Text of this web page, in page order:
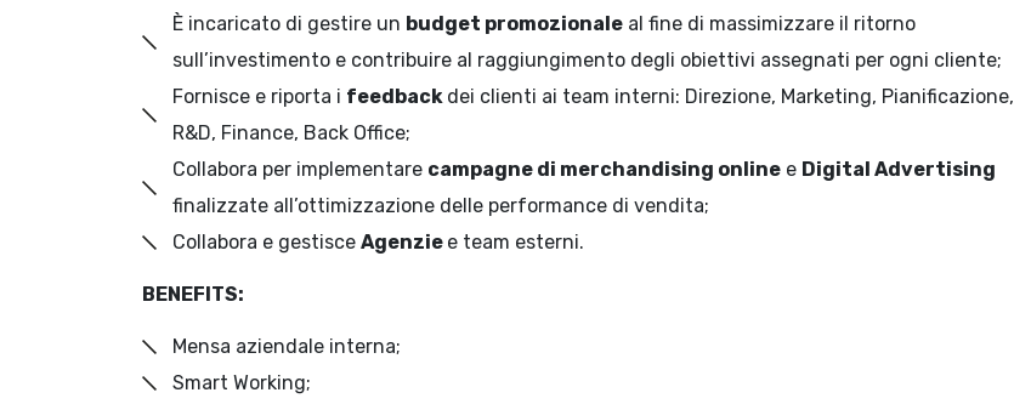
È incaricato di gestire un budget promozionale al fine di massimizzare il ritorno
sull’investimento e contribuire al raggiungimento degli obiettivi assegnati per ogni cliente;
Fornisce e riporta i feedback dei clienti ai team interni: Direzione, Marketing, Pianificazione,
R&D, Finance, Back Office;
Collabora per implementare campagne di merchandising online e Digital Advertising
finalizzate all’ottimizzazione delle performance di vendita;
Collabora e gestisce Agenzie e team esterni.
BENEFITS:
Mensa aziendale interna;
Smart Working;